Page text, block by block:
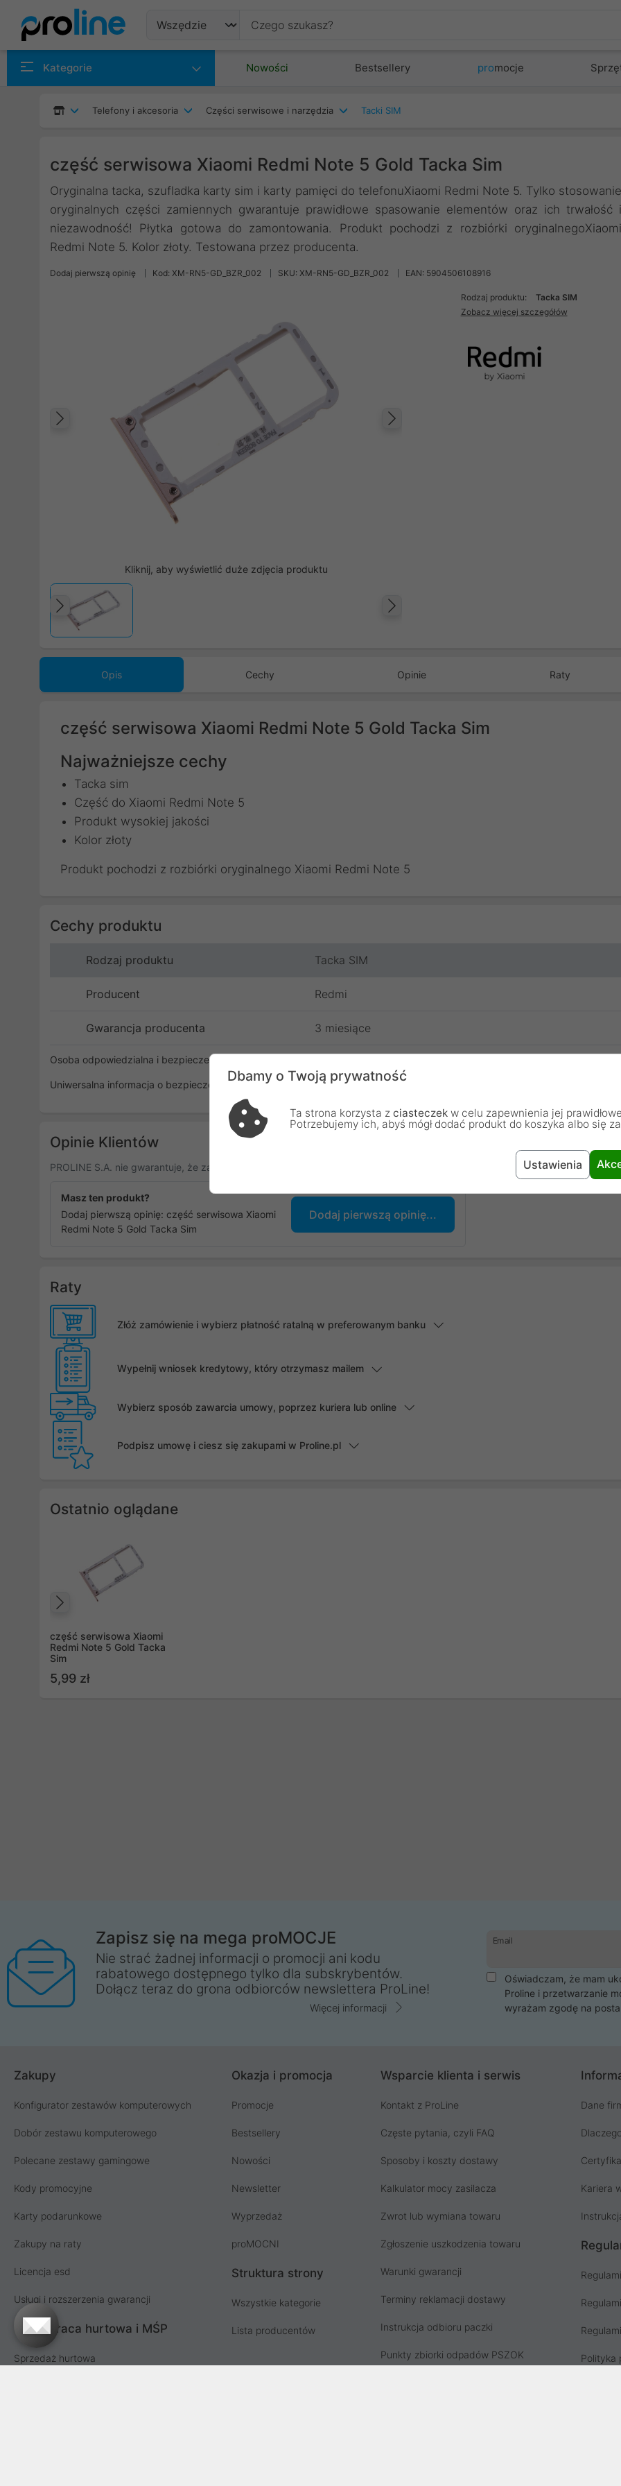
Kategorie Nowości Bestsellery promocje
Telefony i akcesoria Części serwisowe i narzędzia Tacki SIM
część serwisowa Xiaomi Redmi Note 5 Gold Tacka Sim
Oryginalna tacka, szufladka karty sim i karty pamięci do telefonuXiaomi Redmi Note 5. Tylko stosowanie
oryginalnych części zamiennych gwarantuje prawidłowe spasowanie elementów oraz ich trwałość i
niezawodność! Płytka gotowa do zamontowania. Produkt pochodzi z rozbiórki oryginalnegoXiaomi
Redmi Note 5. Kolor złoty. Testowana przez producenta.
Dodaj pierwszą opinię Kod: XM-RN5-GD_BZR_002 SKU: XM-RN5-GD_BZR_002 EAN: 5904506108916
Poprzedni
Kliknij, aby wyświetlić duże zdjęcia produktu
Poprzedni
Rodzaj produktu:
Tacka SIM
Zobacz więcej szczegółów
Opis Cechy Opinie Raty
część serwisowa Xiaomi Redmi Note 5 Gold Tacka Sim
Najważniejsze cechy
Tacka sim
Część do Xiaomi Redmi Note 5
Produkt wysokiej jakości
Kolor złoty
Produkt pochodzi z rozbiórki oryginalnego Xiaomi Redmi Note 5
Cechy produktu
Rodzaj produktu Tacka SIM
Producent Redmi
Gwarancja producenta 3 miesiące
Osoba odpowiedzialna i bezpieczeństwo
Uniwersalna informacja o bezpieczeństwie
Opinie Klientów
PROLINE S.A. nie gwarantuje, że zamieszczone opinie pochodzą od osób, które zakupiły lub używały dany produkt.
Masz ten produkt?
Dodaj pierwszą opinię: część serwisowa Xiaomi
Redmi Note 5 Gold Tacka Sim
Dodaj pierwszą opinię...
Raty
Złóż zamówienie i wybierz płatność ratalną w preferowanym banku
Wypełnij wniosek kredytowy, który otrzymasz mailem
Wybierz sposób zawarcia umowy, poprzez kuriera lub online
Podpisz umowę i ciesz się zakupami w Proline.pl
Ostatnio oglądane
część serwisowa Xiaomi
Redmi Note 5 Gold Tacka
Sim
5,99 zł
Zapisz się na mega proMOCJE
Nie strać żadnej informacji o promocji ani kodu
rabatowego dostępnego tylko dla subskrybentów.
Dołącz teraz do grona odbiorców newslettera ProLine!
Więcej informacji
Email
Oświadczam, że mam
Proline i przetwarzanie
wyrażam zgodę na
Zakupy
Konfigurator zestawów komputerowych
Dobór zestawu komputerowego
Polecane zestawy gamingowe
Kody promocyjne
Karty podarunkowe
Zakupy na raty
Licencja esd
Usługi i rozszerzenia gwarancji
Współpraca hurtowa i MŚP
Sprzedaż hurtowa
Okazja i promocja
Promocje
Bestsellery
Nowości
Newsletter
Wyprzedaż
proMOCNI
Struktura strony
Wszystkie kategorie
Lista producentów
Wsparcie klienta i serwis
Kontakt z ProLine
Częste pytania, czyli FAQ
Sposoby i koszty dostawy
Kalkulator mocy zasilacza
Zwrot lub wymiana towaru
Zgłoszenie uszkodzenia towaru
Warunki gwarancji
Terminy reklamacji dostawy
Instrukcja odbioru paczki
Punkty zbiorki odpadów PSZOK
Dane
Kariera
Polityka
Dbamy o Twoją prywatność
Ta strona korzysta z ciasteczek w celu zapewnienia jej
Potrzebujemy ich, abyś mógł dodać produkt do koszyka albo się
Ustawienia